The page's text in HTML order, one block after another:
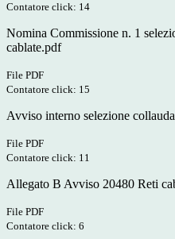
Contatore click: 14
Nomina Commissione n. 1
cablate.pdf
File PDF
Contatore click: 15
Avviso interno selezione
File PDF
Contatore click: 11
Allegato B Avviso 20480 Reti
File PDF
Contatore click: 6